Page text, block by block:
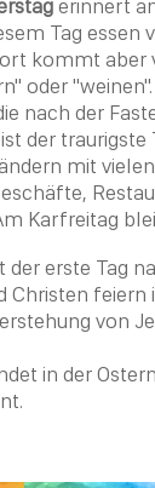
erinnert
Tag essen
kommt
oder
nach der
ist der traurigste
mit
Karfreitag
der erste Tag
Christen feiern
von
in der